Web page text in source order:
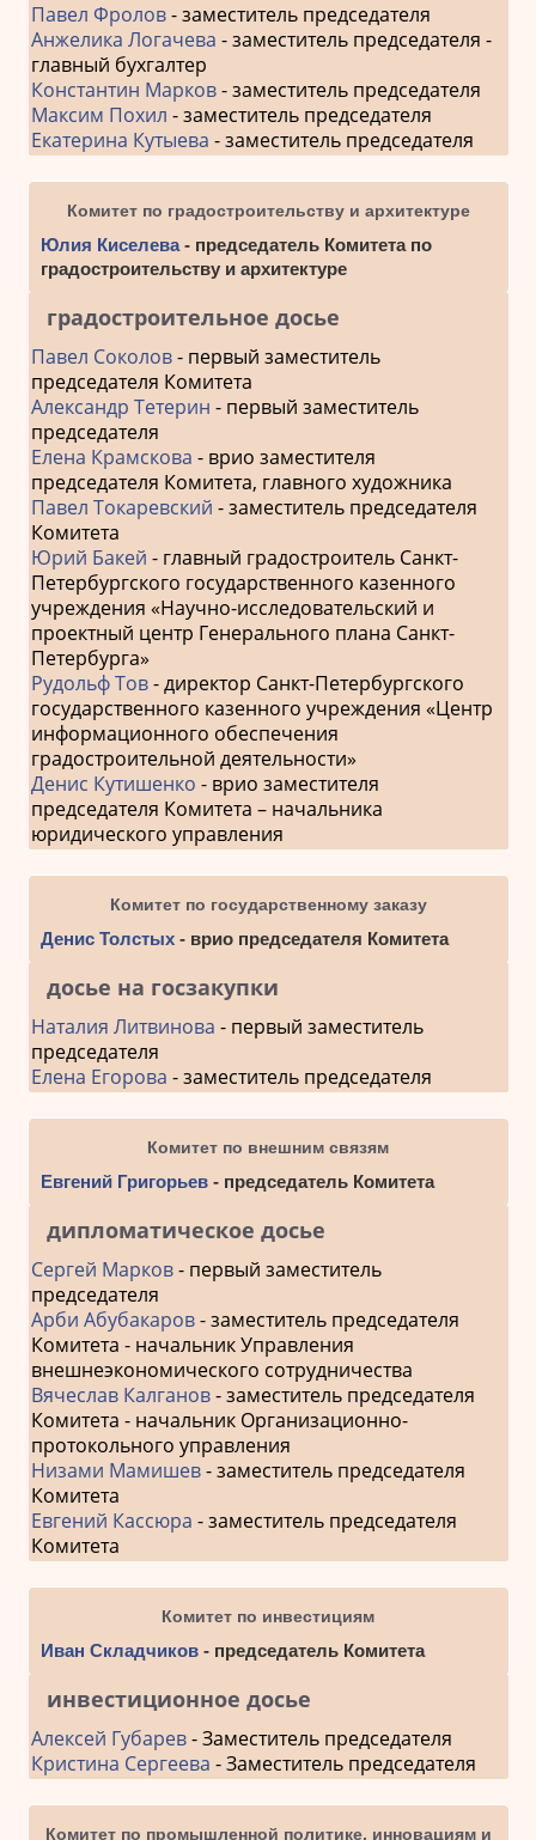
Павел Фролов- заместитель председателя
Анжелика Логачева - заместитель председателя -
главный бухгалтер
Константин Марков- заместитель председателя
Максим Похил - заместитель председателя
Екатерина Кутыева - заместитель председателя
Комитет по градостроительству и архитектуре
Юлия Киселева- председатель Комитета по
градостроительству и архитектуре
градостроительное досье
Павел Соколов- первый заместитель
председателя Комитета
Александр Тетерин - первый заместитель
председателя
Елена Крамскова - врио заместителя
председателя Комитета, главного художника
Павел Токаревский - заместитель председателя
Комитета
Юрий Бакей - главный градостроитель Санкт-
Петербургского государственного казенного
учреждения «Научно-исследовательский и
проектный центр Генерального плана Санкт-
Петербурга»
Рудольф Тов- директор Санкт-Петербургского
государственного казенного учреждения «Центр
информационного обеспечения
градостроительной деятельности»
Денис Кутишенко - врио заместителя
председателя Комитета – начальника
юридического управления
Комитет по государственному заказу
Денис Толстых- врио председателя Комитета
досье на госзакупки
Наталия Литвинова - первый заместитель
председателя
Елена Егорова - заместитель председателя
Комитет по внешним связям
Евгений Григорьев- председатель Комитета
дипломатическое досье
Сергей Марков- первый заместитель
председателя
Арби Абубакаров- заместитель председателя
Комитета - начальник Управления
внешнеэкономического сотрудничества
Вячеслав Калганов- заместитель председателя
Комитета - начальник Организационно-
протокольного управления
Низами Мамишев- заместитель председателя
Комитета
Евгений Кассюра - заместитель председателя
Комитета
Комитет по инвестициям
Иван Складчиков- председатель Комитета
инвестиционное досье
Алексей Губарев- Заместитель председателя
Кристина Сергеева - Заместитель председателя
Комитет по промышленной политике, инновациям и